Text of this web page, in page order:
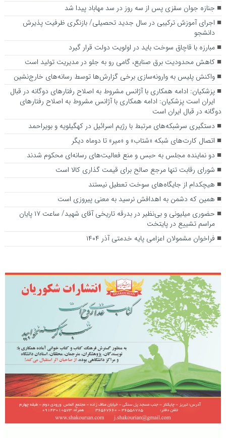
جنازه جوان سقزی پس از سه روز در سد مهاباد پیدا شد
اجرای آموزش ترکیبی در سال جدید تحصیلی/ بازنگری ظرفیت پذیرش
دانشجو
مبارزه با قاچاق سوخت باید در اولویت دولت قرار گیرد
کاهش محدودیت برق صنایع، گامی رو به جلو در مدیریت تولید است
واکنش پلیس به وارونه‌سازی برخی گزارش‌ها توسط رسانه‌های خارج‌نشین
پزشکیان: ادامه همکاری‌ با آژانس مشروط به اصلاح رفتارهای دوگانه در قبال
ایران است پزشکیان: ادامه همکاری‌ با آژانس مشروط به اصلاح رفتارهای
دوگانه در قبال ایران است
دستگیری سرشبکه‌های مرتبط با رژیم اسرائیل در کهگیلویه و بویراحمد
اتصال کارت‌های شبکه «شتاب» و «میر» تا دوماه دیگر
دو نماینده مجلس به حبس و منع فعالیت‌های رسانه‌ای محکوم شدند
شورای رقابت تنها مرجع صالح برای قیمت گذاری کالا است
هیچکدام از جایگاه‌های سوخت تعطیل نیستند
همین که دشمن به اهدافش نرسید به معنی پیروزی است
حضوری میلیونی و بی‌نظیر در بدرقه تاریخی آقای شهید/ ساعت ۱۷ پایان
مراسم تشییع در پایتخت
فراخوان مشمولان اعزامی پایه خدمتی آذر ۱۴۰۴